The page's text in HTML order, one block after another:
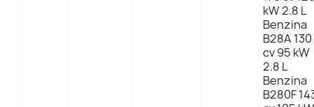
kW 2.8 L
Benzina
B28A 130
cv 95 kW
2.8 L
Benzina
B280F